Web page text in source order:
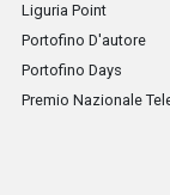
Liguria Point
Portofino D'autore
Portofino Days
Premio Nazionale